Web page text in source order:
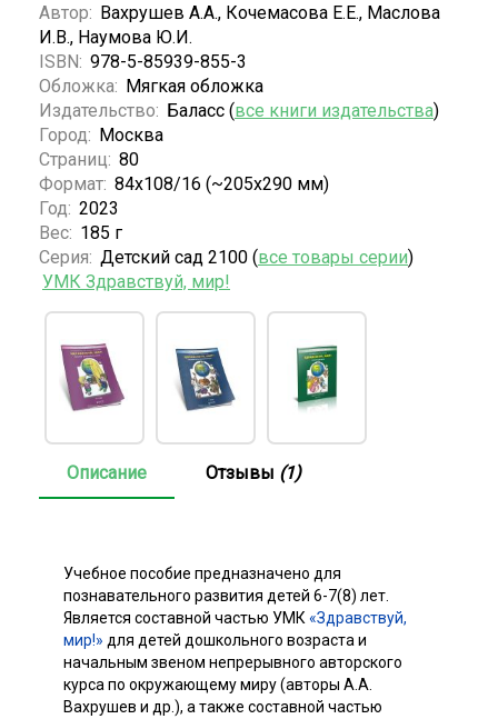
Автор: Вахрушев А.А., Кочемасова Е.Е., Маслова
И.В., Наумова Ю.И.
ISBN: 978-5-85939-855-3
Обложка: Мягкая обложка
Издательство: Баласс (все книги издательства)
Город: Москва
Страниц: 80
Формат: 84x108/16 (~205х290 мм)
Год: 2023
Вес: 185 г
Серия: Детский сад 2100 (все товары серии)
УМК Здравствуй, мир!
Описание Отзывы (1)
Учебное пособие предназначено для
познавательного развития детей 6-7(8) лет.
Является составной частью УМК «Здравствуй,
мир!» для детей дошкольного возраста и
начальным звеном непрерывного авторского
курса по окружающему миру (авторы А.А.
Вахрушев и др.), а также составной частью